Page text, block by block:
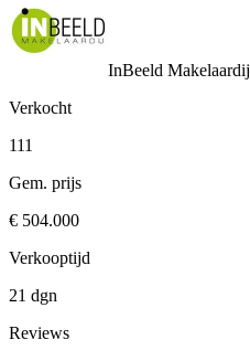
InBeeld Makelaardij
Verkocht
111
Gem. prijs
€ 504.000
Verkooptijd
21 dgn
Reviews